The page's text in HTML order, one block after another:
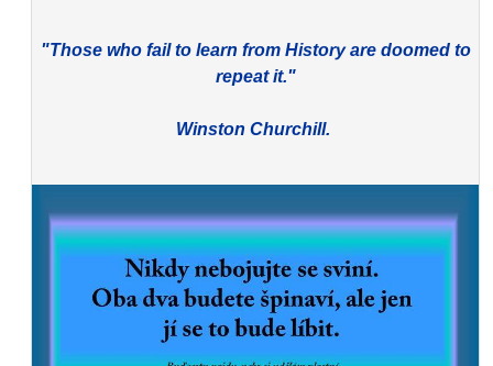
"Those who fail to learn from History are doomed to
repeat it."
Winston Churchill.